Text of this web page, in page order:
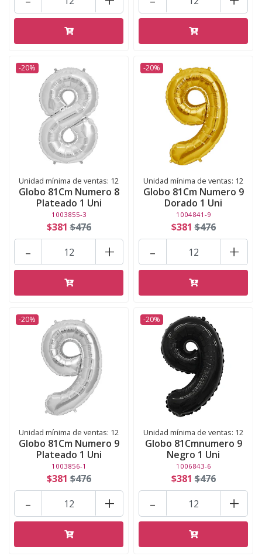
-20%
Unidad mínima de ventas: 12
Globo 81Cm Numero 8
Plateado 1 Uni
1003855-3
$381 $476
+
-
-20%
Unidad mínima de ventas: 12
Globo 81Cm Numero 9
Dorado 1 Uni
1004841-9
$381 $476
+
-
-20%
Unidad mínima de ventas: 12
Globo 81Cm Numero 9
Plateado 1 Uni
1003856-1
$381 $476
+
-
-20%
Unidad mínima de ventas: 12
Globo 81Cmnumero 9
Negro 1 Uni
1006843-6
$381 $476
+
-